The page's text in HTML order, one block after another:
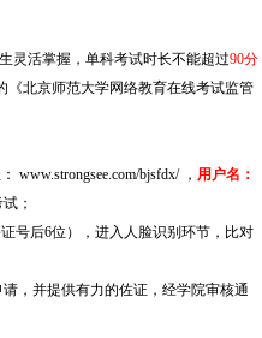
灵活掌握，单科考试时长不能超过90分
《北京师范大学网络教育在线考试监管
bjsfdx/ ， 用户名：
；
号后6位），进入人脸识别环节，比对
，并提供有力的佐证，经学院审核通